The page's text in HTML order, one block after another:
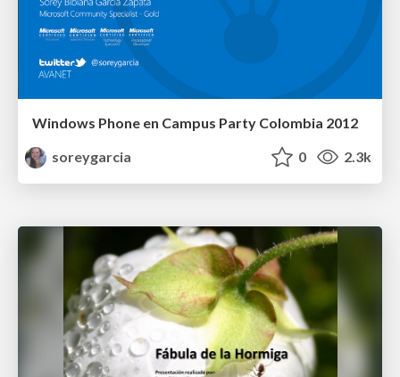
Windows Phone en Campus Party Colombia 2012
soreygarcia
0 2.3k